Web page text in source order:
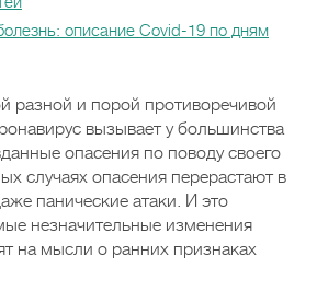
описание Covid-19 по дням
разной и порой противоречивой
вызывает у большинства
опасения по поводу своего
случаях опасения перерастают в
панические атаки. И это
незначительные изменения
на мысли о ранних признаках